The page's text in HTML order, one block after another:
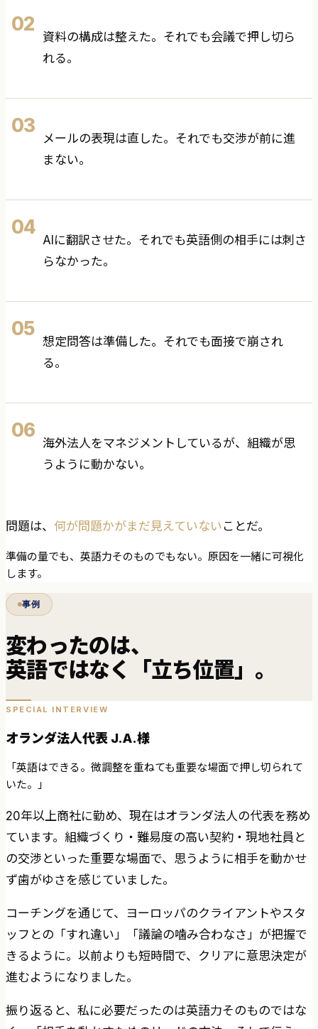
02
資料の構成は整えた。それでも会議で押し切ら
れる。
03
メールの表現は直した。それでも交渉が前に進
まない。
04
AIに翻訳させた。それでも英語側の相手には刺さ
らなかった。
05
想定問答は準備した。それでも面接で崩され
る。
06
海外法人をマネジメントしているが、組織が思
うように動かない。
問題は、 何が問題かがまだ見えていない ことだ。
準備の量でも、英語力そのものでもない。原因を一緒に可視化
します。
事例
変わったのは、
英語ではなく「立ち位置」。
SPECIAL INTERVIEW
オランダ法人代表 J.A.様
「英語はできる。微調整を重ねても重要な場面で押し切られて
いた。」
20年以上商社に勤め、現在はオランダ法人の代表を務め
ています。組織づくり・難易度の高い契約・現地社員と
の交渉といった重要な場面で、思うように相手を動かせ
ず歯がゆさを感じていました。
コーチングを通じて、ヨーロッパのクライアントやスタ
ッフとの「すれ違い」「議論の噛み合わなさ」が把握で
きるように。以前よりも短時間で、クリアに意思決定が
進むようになりました。
振り返ると、私に必要だったのは英語力そのものではな